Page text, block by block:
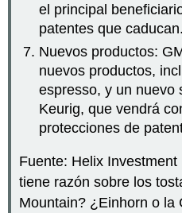
el principal
patentes que caducan.
Nuevos productos:
nuevos productos,
espresso, y un nuevo
Keurig, que vendrá
protecciones de
Fuente: Helix
tiene razón sobre los
Mountain? ¿Einhorn o la